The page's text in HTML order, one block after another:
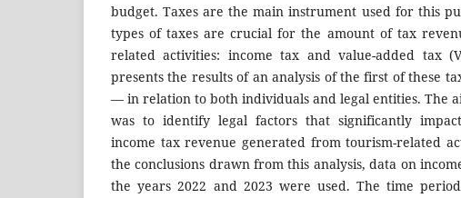
budget. Taxes are the main instrument used for this
types of taxes are crucial for the amount of tax
related activities: income tax and value-added tax
presents the results of an analysis of the first of these
— in relation to both individuals and legal entities. The
was to identify legal factors that significantly
income tax revenue generated from tourism-related
the conclusions drawn from this analysis, data on
the years 2022 and 2023 were used. The time